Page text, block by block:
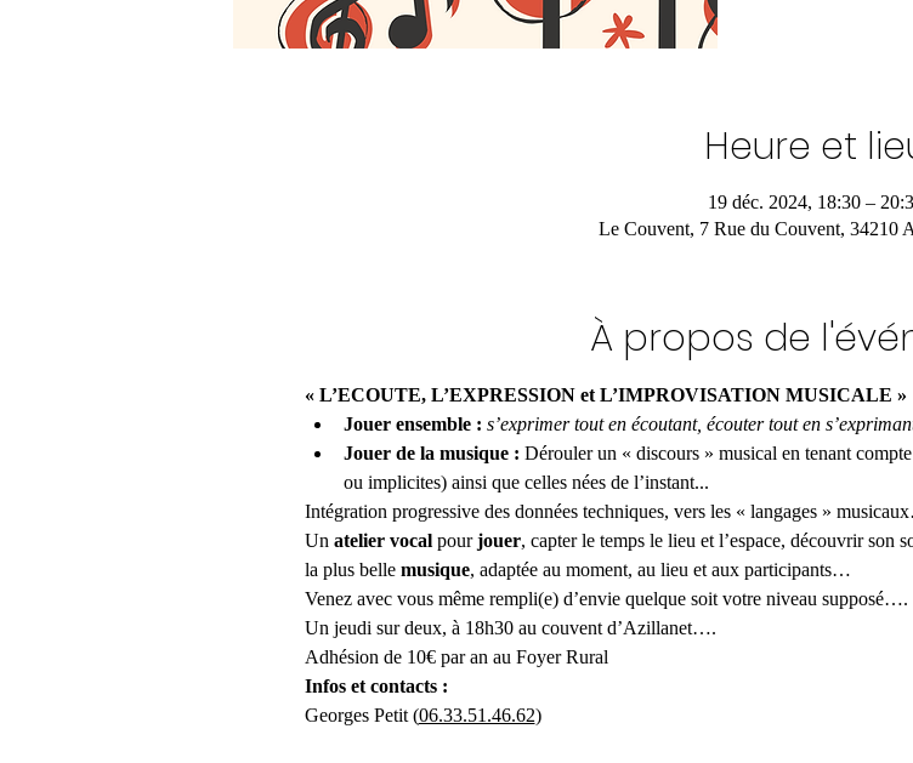
Heure et
19 déc. 2024, 18:30 –
Le Couvent, 7 Rue du Couvent, 34210
À propos de
« L’ECOUTE, L’EXPRESSION et L’IMPROVISATION MUSICALE »
Jouer ensemble : s’exprimer tout en écoutant, écouter tout en
Jouer de la musique : Dérouler un « discours » musical en tenant
ou implicites) ainsi que celles nées de l’instant...
Intégration progressive des données techniques, vers les « langages »
Un atelier vocal pour jouer, capter le temps le lieu et l’espace, découvrir son
la plus belle musique, adaptée au moment, au lieu et aux participants…
Venez avec vous même rempli(e) d’envie quelque soit votre niveau supposé….
Un jeudi sur deux, à 18h30 au couvent d’Azillanet….
Adhésion de 10€ par an au Foyer Rural
Infos et contacts :
Georges Petit (06.33.51.46.62)